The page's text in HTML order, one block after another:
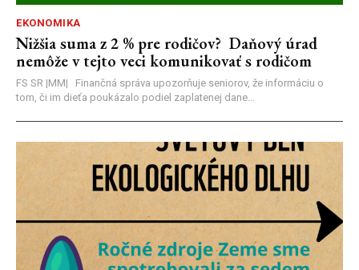
EKONOMIKA
Nižšia suma z 2 % pre rodičov? Daňový úrad
nemôže v tejto veci komunikovať s rodičom
FS SR |MM| Finančná správa upozorňuje seniorov, že informáciu o
tom, či im dieťa poukázalo podiel zaplatenej dane...